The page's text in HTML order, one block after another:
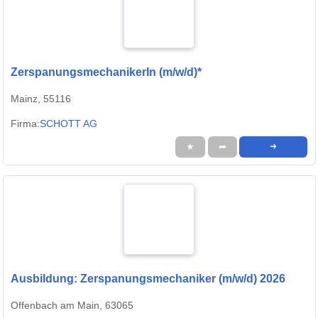
ZerspanungsmechanikerIn (m/w/d)*
Mainz, 55116
Firma:SCHOTT AG
★ ➦ ➜
Ausbildung: Zerspanungsmechaniker (m/w/d) 2026
Offenbach am Main, 63065